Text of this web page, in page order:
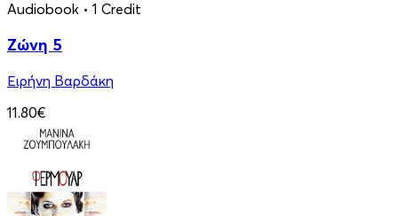
Audiobook • 1 Credit
Ζώνη 5
Ειρήνη Βαρδάκη
11.80€